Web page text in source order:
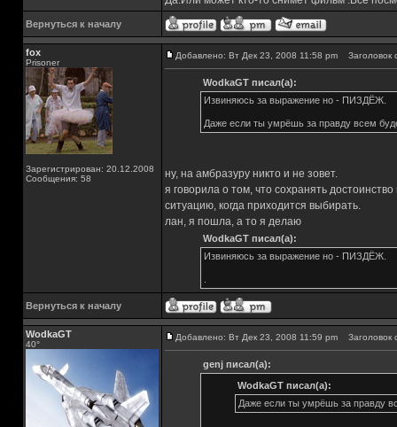
Вернуться к началу
fox
Prisoner
Зарегистрирован: 20.12.2008
Сообщения: 58
Добавлено: Вт Дек 23, 2008 11:58 pm Заголовок
WodkaGT писал(а):
Извиняюсь за выражение но - ПИЗДЁЖ.
Даже если ты умрёшь за правду всем
ну, на амбразуру никто и не зовет.
я говорила о том, что сохранять
ситуацию, когда приходится выбирать.
лан, я пошла, а то я делаю
WodkaGT писал(а):
Извиняюсь за выражение но - ПИЗДЁЖ.
Вернуться к началу
WodkaGT
40°
Добавлено: Вт Дек 23, 2008 11:59 pm Заголовок
genj писал(а):
WodkaGT писал(а):
Даже если ты умрёшь за правду